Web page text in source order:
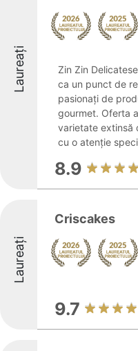
Laureați
Zin Zin
ca un punct de
pasionați de
gourmet. Oferta
varietate extinsă
cu o atenție
8.9
Laureați
Criscakes
9.7